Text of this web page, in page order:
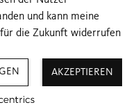
und kann meine
die Zukunft widerrufen
AKZEPTIEREN